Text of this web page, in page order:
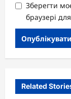
Зберегти
браузері
Related